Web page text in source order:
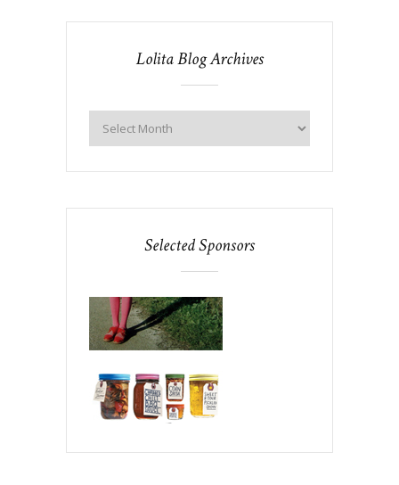
Lolita Blog Archives
Selected Sponsors